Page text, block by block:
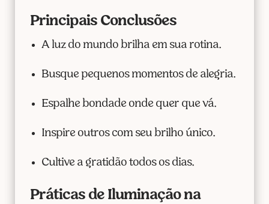
Principais Conclusões
A luz do mundo brilha em sua rotina.
Busque pequenos momentos de alegria.
Espalhe bondade onde quer que vá.
Inspire outros com seu brilho único.
Cultive a gratidão todos os dias.
Práticas de Iluminação na